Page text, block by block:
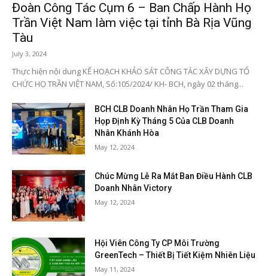
Đoàn Công Tác Cụm 6 – Ban Chấp Hành Họ
Trần Việt Nam làm việc tại tỉnh Bà Rịa Vũng
Tàu
July 3, 2024
Thực hiện nội dung KẾ HOẠCH KHẢO SÁT CÔNG TÁC XÂY DỰNG TỔ
CHỨC HỌ TRẦN VIỆT NAM, Số:105/2024/ KH- BCH, ngày 02 tháng...
BCH CLB Doanh Nhân Họ Trần Tham Gia
Họp Định Kỳ Tháng 5 Của CLB Doanh
Nhân Khánh Hòa
May 12, 2024
Chúc Mừng Lễ Ra Mắt Ban Điều Hành CLB
Doanh Nhân Victory
May 12, 2024
Hội Viên Công Ty CP Môi Trường
GreenTech – Thiết Bị Tiết Kiệm Nhiên Liệu
May 11, 2024